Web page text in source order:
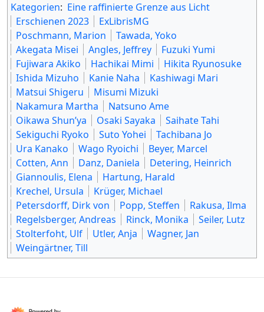
Kategorien: Eine raffinierte Grenze aus Licht
Erschienen 2023
ExLibrisMG
Poschmann, Marion
Tawada, Yoko
Akegata Misei
Angles, Jeffrey
Fuzuki Yumi
Fujiwara Akiko
Hachikai Mimi
Hikita Ryunosuke
Ishida Mizuho
Kanie Naha
Kashiwagi Mari
Matsui Shigeru
Misumi Mizuki
Nakamura Martha
Natsuno Ame
Oikawa Shun’ya
Osaki Sayaka
Saihate Tahi
Sekiguchi Ryoko
Suto Yohei
Tachibana Jo
Ura Kanako
Wago Ryoichi
Beyer, Marcel
Cotten, Ann
Danz, Daniela
Detering, Heinrich
Giannoulis, Elena
Hartung, Harald
Krechel, Ursula
Krüger, Michael
Petersdorff, Dirk von
Popp, Steffen
Rakusa, Ilma
Regelsberger, Andreas
Rinck, Monika
Seiler, Lutz
Stolterfoht, Ulf
Utler, Anja
Wagner, Jan
Weingärtner, Till